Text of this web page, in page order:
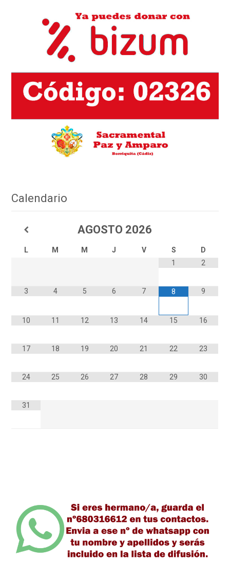
entradas
Calendario
AGOSTO 2026
L M M J V S
D
1
2
3 4 5 6 7 8 9
10 11 12 13 14 15 16
17 18 19 20 21 22 23
24 25 26 27 28 29 30
31